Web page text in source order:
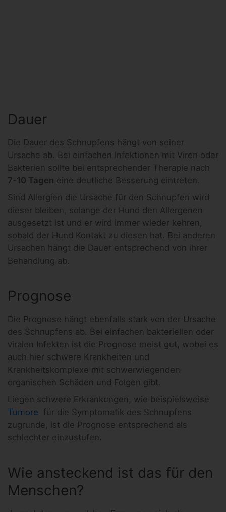
Dauer
Die Dauer des Schnupfens hängt von seiner
Ursache ab. Bei einfachen Infektionen mit Viren oder
Bakterien sollte bei entsprechender Therapie nach
7-10 Tagen eine deutliche Besserung eintreten.
Sind Allergien die Ursache für den Schnupfen wird
dieser bleiben, solange der Hund den Allergenen
ausgesetzt ist und er wird immer wieder kehren,
sobald der Hund Kontakt zu diesen hat. Bei anderen
Ursachen hängt die Dauer entsprechend von ihrer
Behandlung ab.
Prognose
Die Prognose hängt ebenfalls stark von der Ursache
des Schnupfens ab. Bei einfachen bakteriellen oder
viralen Infekten ist die Prognose meist gut, wobei es
auch hier schwere Krankheiten und
Krankheitskomplexe mit schwerwiegenden
organischen Schäden und Folgen gibt.
Liegen schwere Erkrankungen, wie beispielsweise
Tumore für die Symptomatik des Schnupfens
zugrunde, ist die Prognose entsprechend als
schlechter einzustufen.
Wie ansteckend ist das für den
Menschen?